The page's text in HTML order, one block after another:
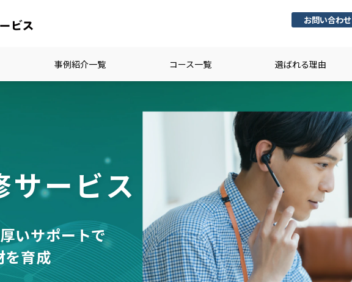
お問い合わせ
事例紹介一覧 コース一覧 選ばれる理由
サービス
いサポートで
を育成